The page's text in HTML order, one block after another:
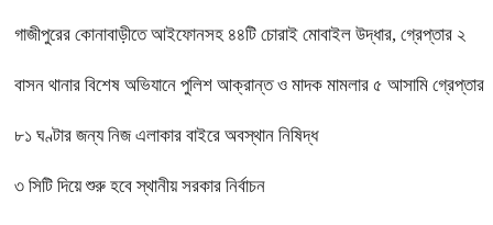
গাজীপুরের কোনাবাড়ীতে আইফোনসহ ৪৪টি চোরাই মোবাইল উদ্ধার, গ্রেপ্তার ২
বাসন থানার বিশেষ অভিযানে পুলিশ আক্রান্ত ও মাদক মামলার ৫ আসামি গ্রেপ্তার
৮১ ঘণ্টার জন্য নিজ এলাকার বাইরে অবস্থান নিষিদ্ধ
৩ সিটি দিয়ে শুরু হবে স্থানীয় সরকার নির্বাচন